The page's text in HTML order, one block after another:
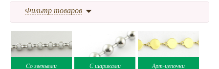
Эпоксидная смола
По темам и сезонам
Фильтр товаров
Со звеньями С шариками Арт-цепочки